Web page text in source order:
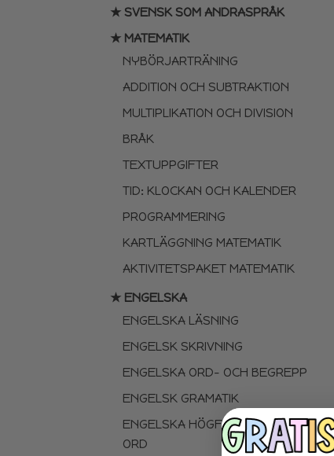
★ SVENSK SOM ANDRASPRÅK
★ MATEMATIK
NYBÖRJARTRÄNING
ADDITION OCH SUBTRAKTION
MULTIPLIKATION OCH DIVISION
BRÅK
TEXTUPPGIFTER
TID: KLOCKAN OCH KALENDER
PROGRAMMERING
KARTLÄGGNING MATEMATIK
AKTIVITETSPAKET MATEMATIK
★ ENGELSKA
ENGELSKA LÄSNING
ENGELSK SKRIVNING
ENGELSKA ORD- OCH BEGREPP
ENGELSK GRAMATIK
ENGELSKA HÖGFREKVENTA
ORD